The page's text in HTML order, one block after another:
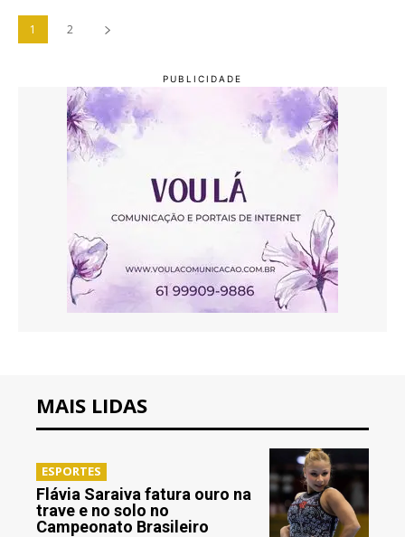
1 2
MAIS LIDAS
ESPORTES
Flávia Saraiva fatura ouro na
trave e no solo no
Campeonato Brasileiro